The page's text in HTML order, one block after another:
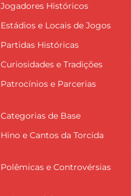
Jogadores Históricos
Estádios e Locais de Jogos
Partidas Históricas
Curiosidades e Tradições
Patrocínios e Parcerias
Categorias de Base
Hino e Cantos da Torcida
Polêmicas e Controvérsias